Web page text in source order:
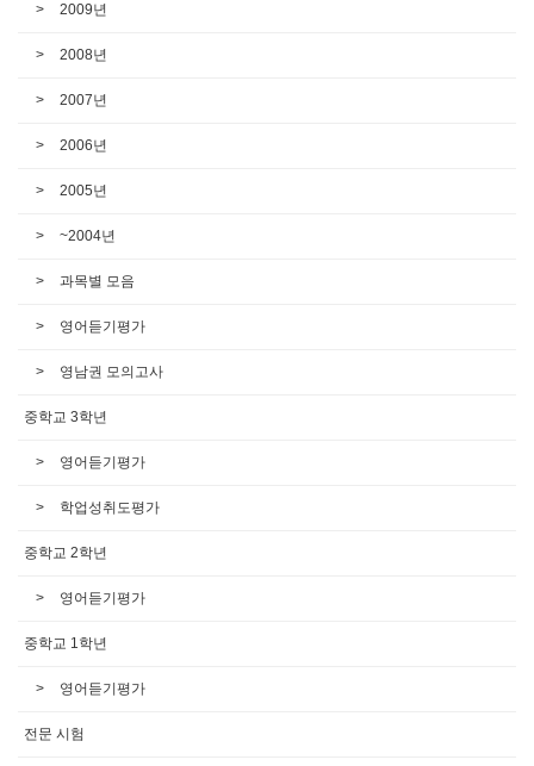
2009년
2008년
2007년
2006년
2005년
~2004년
과목별 모음
영어듣기평가
영남권 모의고사
중학교 3학년
영어듣기평가
학업성취도평가
중학교 2학년
영어듣기평가
중학교 1학년
영어듣기평가
전문 시험